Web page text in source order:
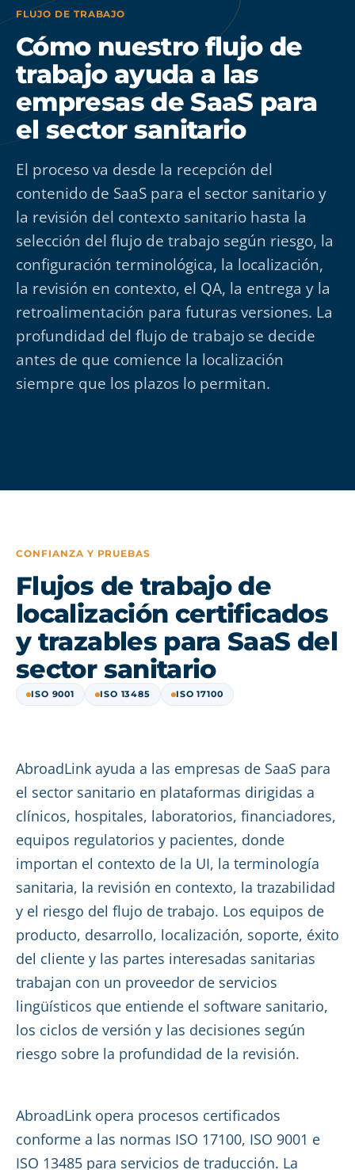
FLUJO DE TRABAJO
Cómo nuestro flujo de
trabajo ayuda a las
empresas de SaaS para
el sector sanitario
El proceso va desde la recepción del
contenido de SaaS para el sector sanitario y
la revisión del contexto sanitario hasta la
selección del flujo de trabajo según riesgo, la
configuración terminológica, la localización,
la revisión en contexto, el QA, la entrega y la
retroalimentación para futuras versiones. La
profundidad del flujo de trabajo se decide
antes de que comience la localización
siempre que los plazos lo permitan.
CONFIANZA Y PRUEBAS
Flujos de trabajo de
localización certificados
y trazables para SaaS del
sector sanitario
ISO 9001 ISO 13485 ISO 17100
AbroadLink ayuda a las empresas de SaaS para
el sector sanitario en plataformas dirigidas a
clínicos, hospitales, laboratorios, financiadores,
equipos regulatorios y pacientes, donde
importan el contexto de la UI, la terminología
sanitaria, la revisión en contexto, la trazabilidad
y el riesgo del flujo de trabajo. Los equipos de
producto, desarrollo, localización, soporte, éxito
del cliente y las partes interesadas sanitarias
trabajan con un proveedor de servicios
lingüísticos que entiende el software sanitario,
los ciclos de versión y las decisiones según
riesgo sobre la profundidad de la revisión.
AbroadLink opera procesos certificados
conforme a las normas ISO 17100, ISO 9001 e
ISO 13485 para servicios de traducción. La